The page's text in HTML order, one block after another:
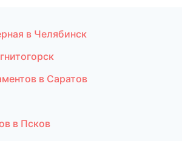
в Челябинск
в Саратов
в Псков